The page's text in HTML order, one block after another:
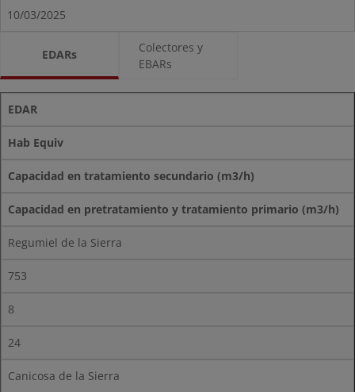
10/03/2025
EDARs
Colectores y
EBARs
EDAR
Hab Equiv
Capacidad en tratamiento secundario (m3/h)
Capacidad en pretratamiento y tratamiento primario (m3/h)
Regumiel de la Sierra
753
8
24
Canicosa de la Sierra